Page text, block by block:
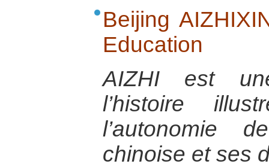
Beijing
Education
AIZHI est
l’histoire
l’autonomie
chinoise et ses